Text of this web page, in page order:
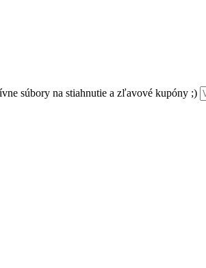
súbory na stiahnutie a zľavové kupóny ;)